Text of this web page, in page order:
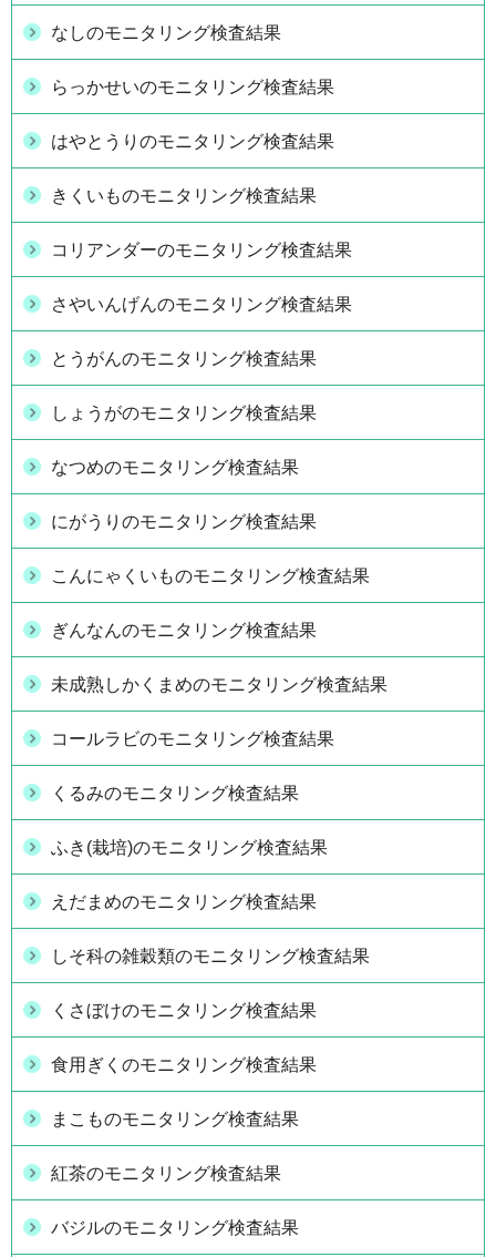
なしのモニタリング検査結果
らっかせいのモニタリング検査結果
はやとうりのモニタリング検査結果
きくいものモニタリング検査結果
コリアンダーのモニタリング検査結果
さやいんげんのモニタリング検査結果
とうがんのモニタリング検査結果
しょうがのモニタリング検査結果
なつめのモニタリング検査結果
にがうりのモニタリング検査結果
こんにゃくいものモニタリング検査結果
ぎんなんのモニタリング検査結果
未成熟しかくまめのモニタリング検査結果
コールラビのモニタリング検査結果
くるみのモニタリング検査結果
ふき(栽培)のモニタリング検査結果
えだまめのモニタリング検査結果
しそ科の雑穀類のモニタリング検査結果
くさぼけのモニタリング検査結果
食用ぎくのモニタリング検査結果
まこものモニタリング検査結果
紅茶のモニタリング検査結果
バジルのモニタリング検査結果